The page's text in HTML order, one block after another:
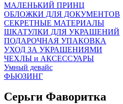
МАЛЕНЬКИЙ ПРИНЦ
ОБЛОЖКИ ДЛЯ ДОКУМЕНТОВ
СЕКРЕТНЫЕ МАТЕРИАЛЫ
ШКАТУЛКИ ДЛЯ УКРАШЕНИЙ
ПОДАРОЧНАЯ УПАКОВКА
УХОД ЗА УКРАШЕНИЯМИ
ЧEХЛЫ и АКСЕССУАРЫ
Умный девайс
ФЬЮЗИНГ
Серьги Фаворитка